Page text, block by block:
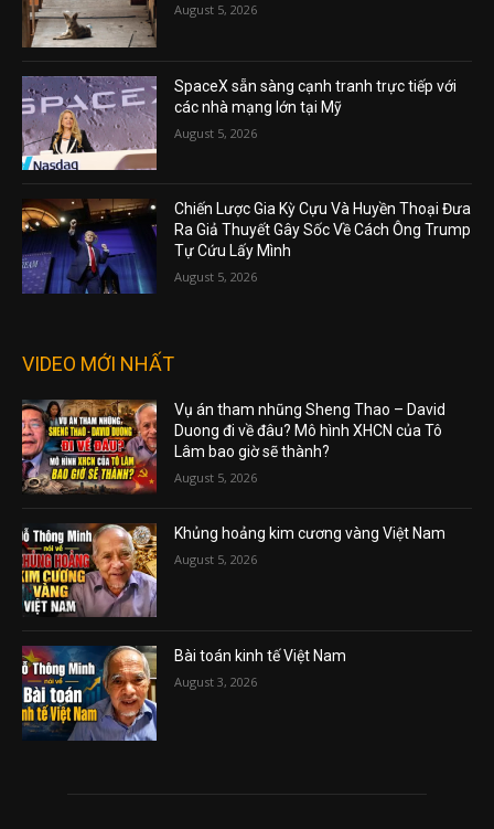
August 5, 2026
SpaceX sẵn sàng cạnh tranh trực tiếp với
các nhà mạng lớn tại Mỹ
August 5, 2026
Chiến Lược Gia Kỳ Cựu Và Huyền Thoại Đưa
Ra Giả Thuyết Gây Sốc Về Cách Ông Trump
Tự Cứu Lấy Mình
August 5, 2026
VIDEO MỚI NHẤT
Vụ án tham nhũng Sheng Thao – David
Duong đi về đâu? Mô hình XHCN của Tô
Lâm bao giờ sẽ thành?
August 5, 2026
Khủng hoảng kim cương vàng Việt Nam
August 5, 2026
Bài toán kinh tế Việt Nam
August 3, 2026